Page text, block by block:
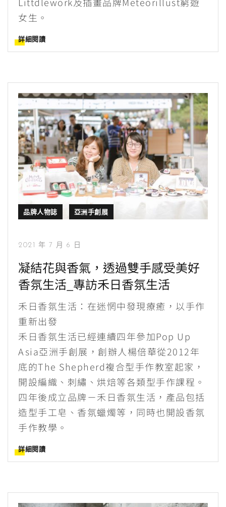
女生。
詳細閱讀
品牌人物誌 亞洲手創展
2021 年 7 月 6 日
凝結花與香氣，透過雙手感受美好
香氛生活_專訪禾日香氛生活
禾日香氛生活：在迷惘中發現療癒，以手作
重新出發
禾日香氛生活已經連續四年參加Pop Up
Asia亞洲手創展，創辦人楊倍華從2012年
底的The Shepherd複合型手作教室起家，
開設編織、刺繡、烘焙等各類型手作課程。
四年後成立品牌－禾日香氛生活，產品包括
造型手工皂、香氛蠟燭等，同時也開設香氛
手作教學。
詳細閱讀